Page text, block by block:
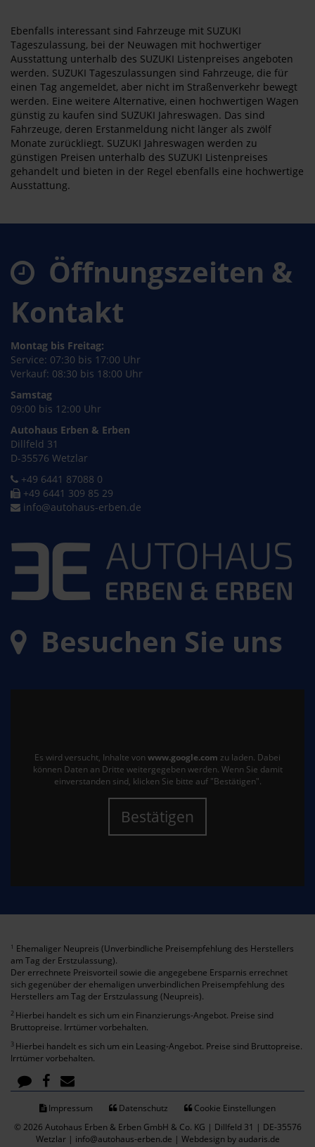
Ebenfalls interessant sind Fahrzeuge mit SUZUKI
Tageszulassung, bei der Neuwagen mit hochwertiger
Ausstattung unterhalb des SUZUKI Listenpreises angeboten
werden. SUZUKI Tageszulassungen sind Fahrzeuge, die für
einen Tag angemeldet, aber nicht im Straßenverkehr bewegt
werden. Eine weitere Alternative, einen hochwertigen Wagen
günstig zu kaufen sind SUZUKI Jahreswagen. Das sind
Fahrzeuge, deren Erstanmeldung nicht länger als zwölf
Monate zurückliegt. SUZUKI Jahreswagen werden zu
günstigen Preisen unterhalb des SUZUKI Listenpreises
gehandelt und bieten in der Regel ebenfalls eine hochwertige
Ausstattung.
Öffnungszeiten &
Kontakt
Montag bis Freitag:
Service: 07:30 bis 17:00 Uhr
Verkauf: 08:30 bis 18:00 Uhr
Samstag
09:00 bis 12:00 Uhr
Autohaus Erben & Erben
Dillfeld 31
D-35576 Wetzlar
+49 6441 87088 0
+49 6441 309 85 29
info@autohaus-erben.de
Besuchen Sie uns
Es wird versucht, Inhalte von www.google.com zu laden. Dabei
können Daten an Dritte weitergegeben werden. Wenn Sie damit
einverstanden sind, klicken Sie bitte auf "Bestätigen".
Bestätigen
1 Ehemaliger Neupreis (Unverbindliche Preisempfehlung des Herstellers
am Tag der Erstzulassung).
Der errechnete Preisvorteil sowie die angegebene Ersparnis errechnet
sich gegenüber der ehemaligen unverbindlichen Preisempfehlung des
Herstellers am Tag der Erstzulassung (Neupreis).
2 Hierbei handelt es sich um ein Finanzierungs-Angebot. Preise sind
Bruttopreise. Irrtümer vorbehalten.
3 Hierbei handelt es sich um ein Leasing-Angebot. Preise sind Bruttopreise.
Irrtümer vorbehalten.
Impressum Datenschutz
Cookie Einstellungen
© 2026 Autohaus Erben & Erben GmbH & Co. KG | Dillfeld 31 | DE-35576
Wetzlar | info@autohaus-erben.de | Webdesign by audaris.de